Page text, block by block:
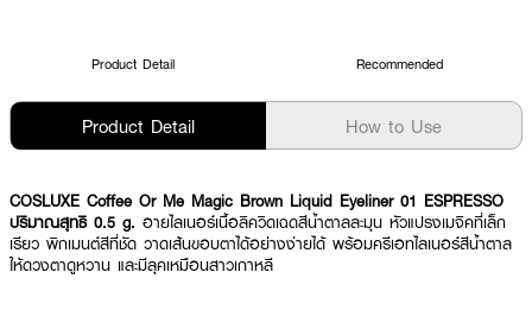
Product Detail Recommended
Product Detail How to Use
COSLUXE Coffee Or Me Magic Brown Liquid Eyeliner 01 ESPRESSO
ปริมาณสุทธิ 0.5 g. อายไลเนอร์เนื้อลิควิดเฉดสีน้ำตาลละมุน หัวแปรงเมจิคที่เล็ก
เรียว พิกเมนต์สีที่ชัด วาดเส้นขอบตาได้อย่างง่ายได้ พร้อมครีเอทไลเนอร์สีน้ำตาล
ให้ดวงตาดูหวาน และมีลุคเหมือนสาวเกาหลี